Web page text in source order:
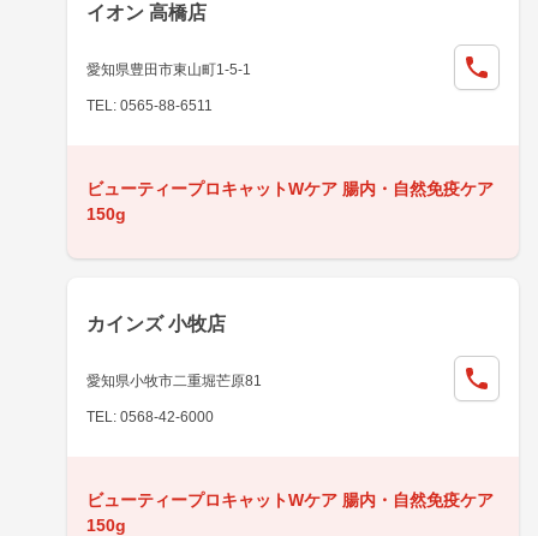
イオン 高橋店
愛知県豊田市東山町1-5-1
TEL: 0565-88-6511
ビューティープロキャットWケア 腸内・自然免疫ケア
150g
カインズ 小牧店
愛知県小牧市二重堀芒原81
TEL: 0568-42-6000
ビューティープロキャットWケア 腸内・自然免疫ケア
150g